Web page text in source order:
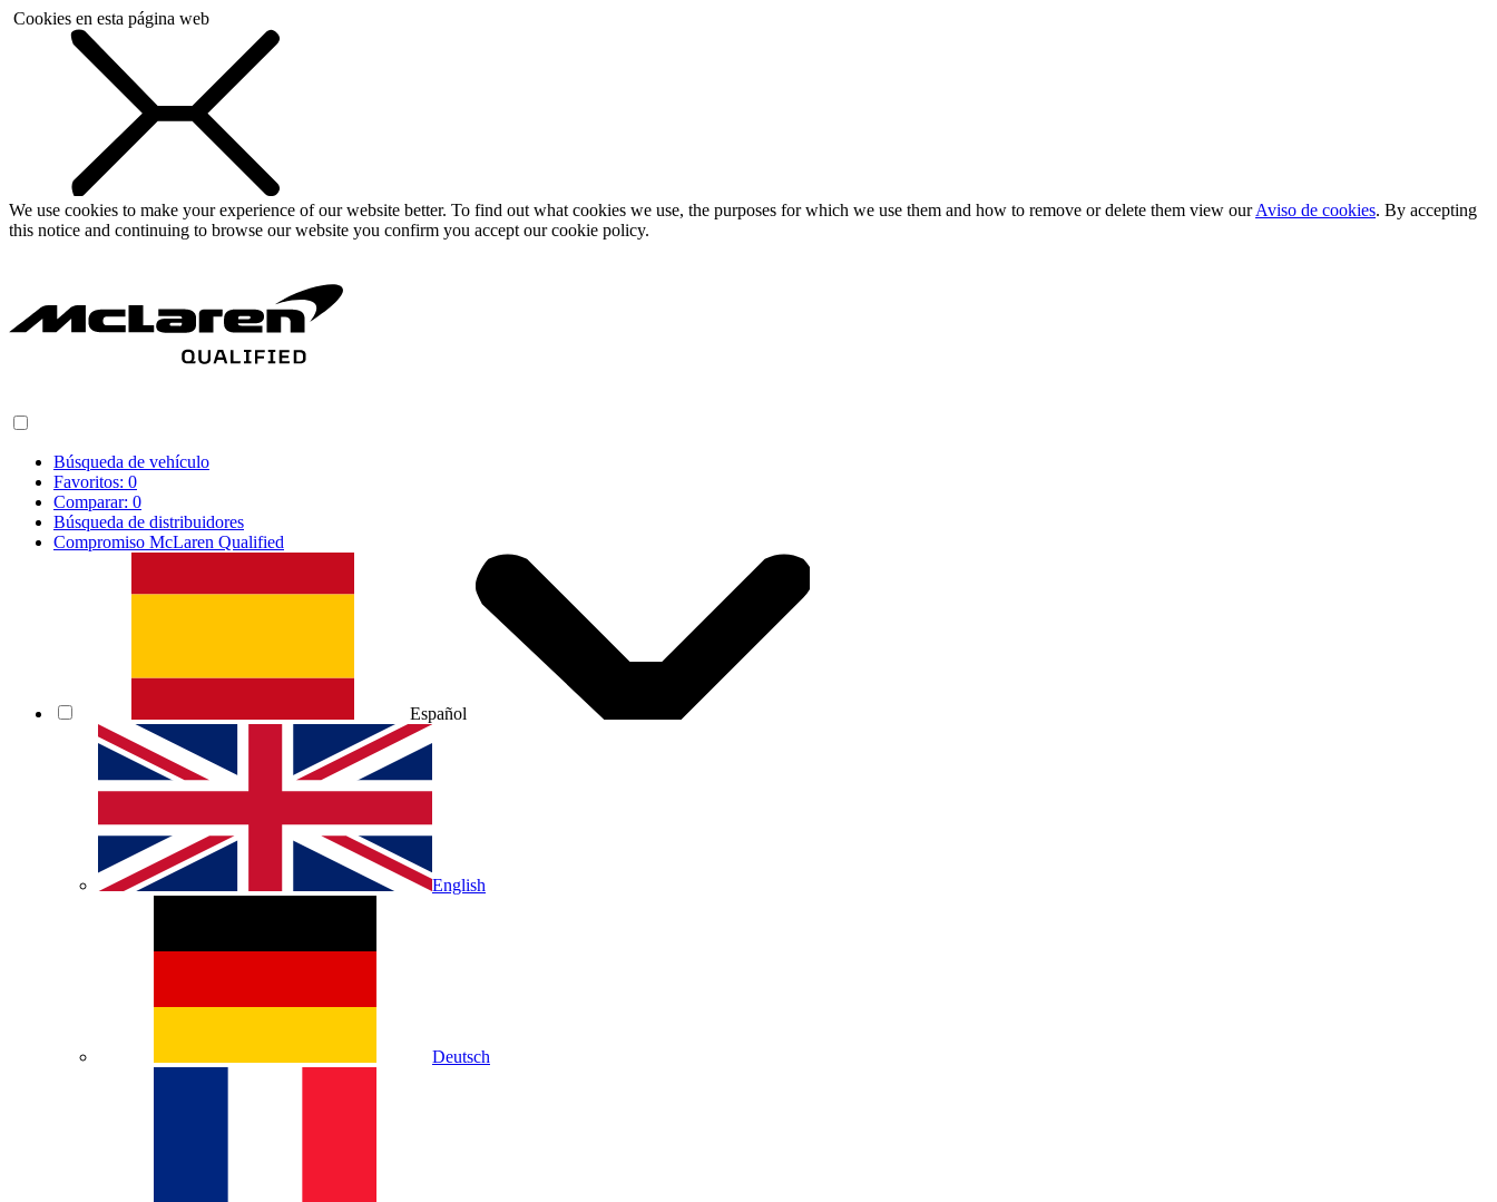
Cookies en esta página web
We use cookies to make your experience of our website better. To find out what cookies we use, the purposes for which we use them and how to remove or delete them view ourAviso de cookies. By accepting
this notice and continuing to browse our website you confirm you accept our cookie policy.
Búsqueda de vehículo
Favoritos: 0
Comparar: 0
Búsqueda de distribuidores
Compromiso McLaren Qualified
Español
English
Deutsch